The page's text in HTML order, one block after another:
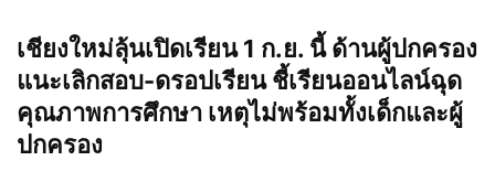
เชียงใหม่ลุ้นเปิดเรียน 1 ก.ย. นี้ ด้านผู้ปกครอง
แนะเลิกสอบ-ดรอปเรียน ชี้เรียนออนไลน์ฉุด
คุณภาพการศึกษา เหตุไม่พร้อมทั้งเด็กและผู้
ปกครอง